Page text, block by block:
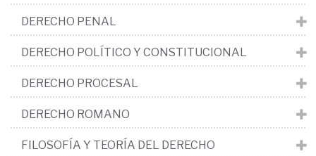
DERECHO PENAL
DERECHO POLÍTICO Y CONSTITUCIONAL
DERECHO PROCESAL
DERECHO ROMANO
FILOSOFÍA Y TEORÍA DEL DERECHO